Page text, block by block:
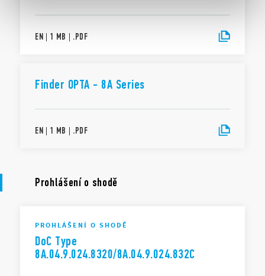
EN | 1 MB | .PDF
Finder OPTA - 8A Series
EN | 1 MB | .PDF
Prohlášení o shodě
PROHLÁŠENÍ O SHODĚ
DoC Type
8A.04.9.024.8320/8A.04.9.024.832C